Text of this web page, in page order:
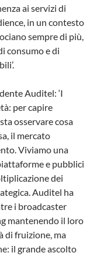
ai servizi di
in un contesto
sempre di più,
consumo e di
Auditel: ‘I
per capire
osservare cosa
il mercato
Viviamo una
e pubblici
dei
Auditel ha
i broadcaster
mantenendo il loro
di fruizione, ma
il grande ascolto